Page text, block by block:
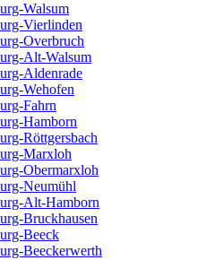
Walsum
Vierlinden
Overbruch
Alt-Walsum
Aldenrade
Wehofen
Fahrn
Hamborn
Röttgersbach
Marxloh
Obermarxloh
Neumühl
Alt-Hamborn
Bruckhausen
Beeck
Beeckerwerth